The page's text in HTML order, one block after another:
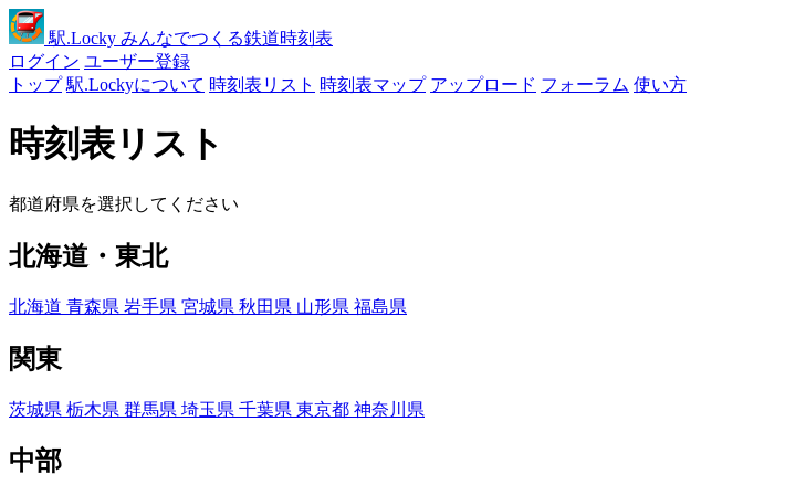
駅.Locky みんなでつくる鉄道時刻表
ログイン ユーザー登録
トップ 駅.Lockyについて 時刻表リスト 時刻表マップ アップロード フォーラム 使い方
時刻表リスト
都道府県を選択してください
北海道・東北
北海道 青森県 岩手県 宮城県 秋田県 山形県 福島県
関東
茨城県 栃木県 群馬県 埼玉県 千葉県 東京都 神奈川県
中部